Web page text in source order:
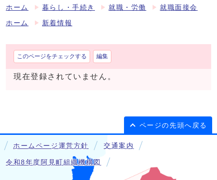
ホーム 暮らし・手続き 就職・労働 就職面接会
ホーム 新着情報
このページをチェックする 編集
現在登録されていません。
ページの先頭へ戻る
ホームページ運営方針 交通案内
令和8年度阿見町組織機構図